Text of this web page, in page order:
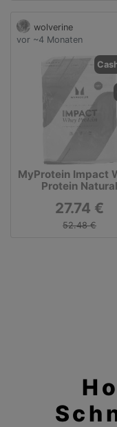
wolverine
vor ~4 Monaten
MyProtein Impact
Protein Natural
27.74 €
52.48 €